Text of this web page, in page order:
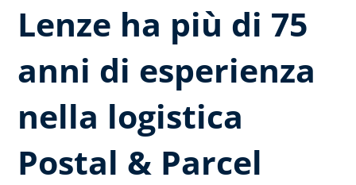
Lenze ha più di 75
anni di esperienza
nella logistica
Postal & Parcel